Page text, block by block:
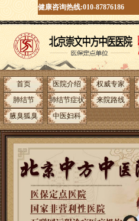
健康咨询热线:010-87876186
首页 医院介绍 权威专家
肺结节
肺结节症状 来院路线
腋臭狐臭
中医妇科